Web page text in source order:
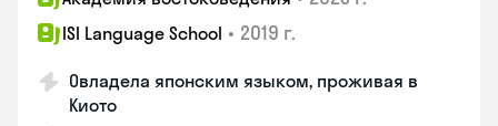
ISI Language School • 2019 г.
Овладела японским языком, проживая в
Киото